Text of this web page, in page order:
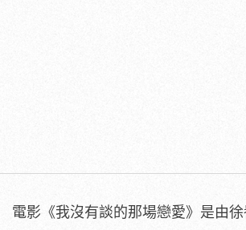
電影《我沒有談的那場戀愛》是由